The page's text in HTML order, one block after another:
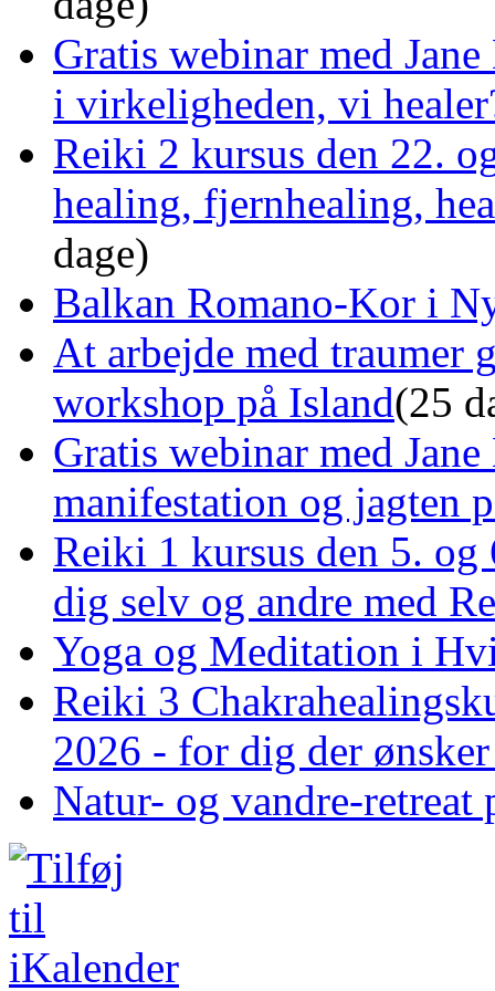
Gratis webinar med
i virkeligheden, vi
Reiki 2 kursus den 22.
healing, fjernhealing,
dage)
Balkan Romano-Kor i
At arbejde med traumer
workshop på Island(25
Gratis webinar med
manifestation og jagten
Reiki 1 kursus den 5.
dig selv og andre med
Yoga og Meditation i
Reiki 3
2026 - for dig der
Natur- og vandre-retreat